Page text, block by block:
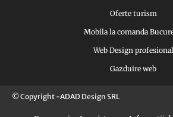
Oferte turism
Mobila la comanda
Web Design profesional
Gazduire web
© Copyright -ADAD Design SRL